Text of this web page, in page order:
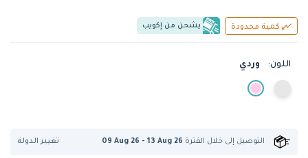
كمية محدودة يشحن من إكويب
اللون: وردي
التوصيل إلى خلال الفترة 09 Aug 26 - 13 Aug 26 تغيير الدولة